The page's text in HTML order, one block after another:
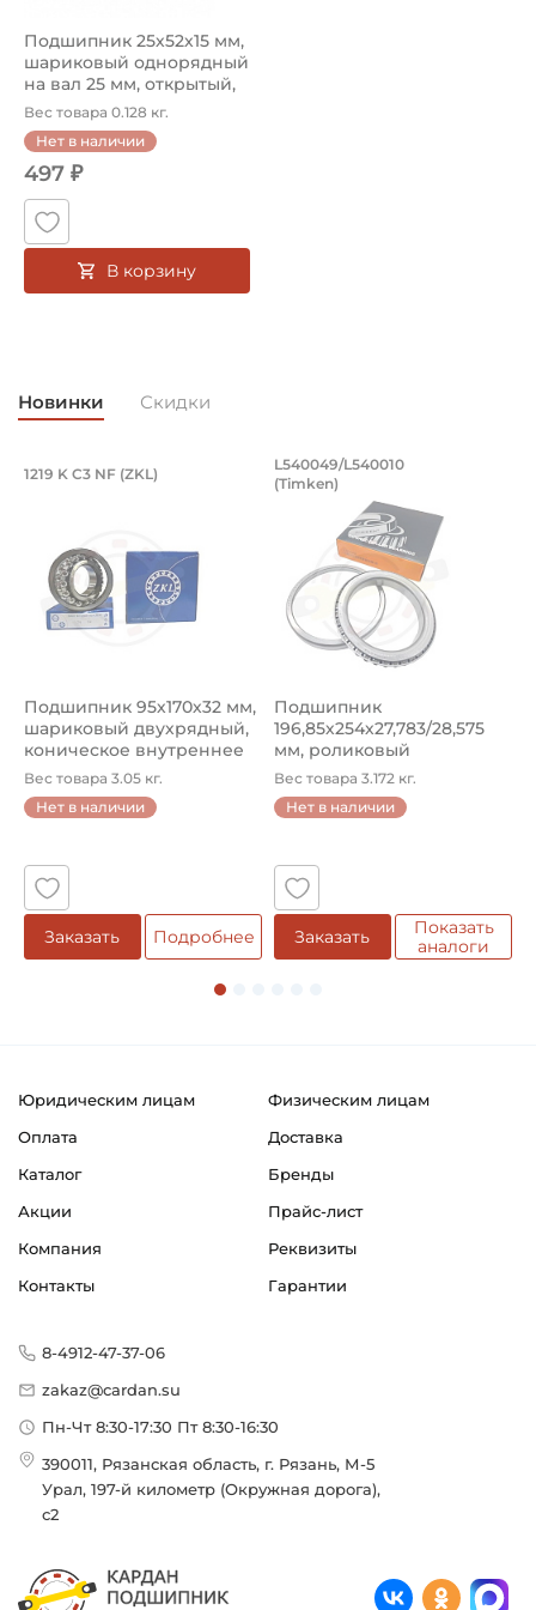
Подшипник 25х52х15 мм,
шариковый однорядный
на вал 25 мм, открытый,
уве...
Вес товара 0.128 кг.
Нет в наличии
497 ₽
В корзину
Новинки Скидки
Подшипник 95х170х32 мм, шариковый
Подшипник 95х170х32 мм, шариковый двухрядный,
1219 K C3 NF (ZKL)
Подшипник 95х170х32 мм,
шариковый двухрядный,
коническое внутреннее
кол...
Вес товара 3.05 кг.
Нет в наличии
Заказать Подробнее
Подшипник
Подшипник
L540049/L540010
(Timken)
Подшипник
196,85х254х27,783/28,575
мм, роликовый
однорядный конический
...
Вес товара 3.172 кг.
Нет в наличии
Заказать
Показать
аналоги
Юридическим лицам
Физическим лицам
Оплата
Доставка
Каталог
Бренды
Акции
Прайс-лист
Компания
Реквизиты
Контакты
Гарантии
8-4912-47-37-06
zakaz@cardan.su
Пн-Чт 8:30-17:30 Пт 8:30-16:30
390011, Рязанская область, г. Рязань, М-5
Урал, 197-й километр (Окружная дорога),
с2